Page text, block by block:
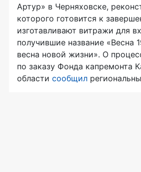
Артур» в Черняховске,
которого готовится к
изготавливают витражи для
получившие название «Весна
весна новой жизни». О
по заказу Фонда капремонта
области сообщил